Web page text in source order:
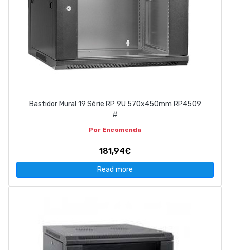
Bastidor Mural 19 Série RP 9U 570x450mm RP4509
#
Por Encomenda
181,94€
Read more